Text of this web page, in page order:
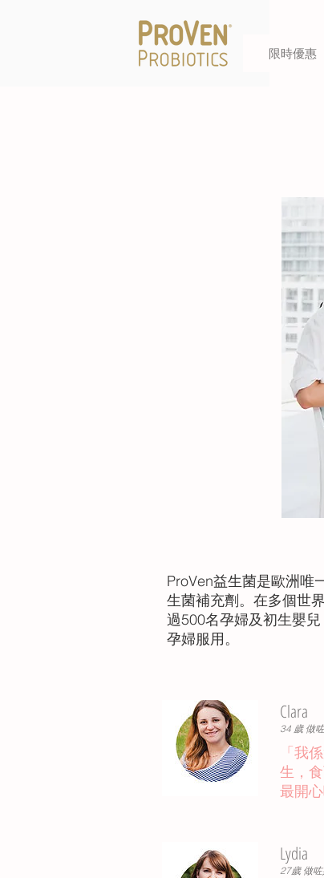
限時優惠
ProVen益生菌是歐洲唯
生菌補充劑。在多個世
過500名孕婦及初生嬰
孕婦服用。
Clara
34 歲 做
「我
生，
最開
Lydia
27歲 做